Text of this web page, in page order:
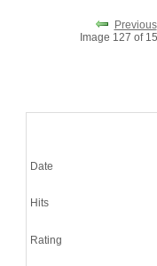
Previous
Image 127 of
Date
Hits
Rating